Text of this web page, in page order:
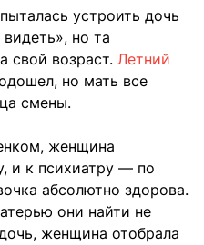
устроить дочь
но та
свой возраст. Летний
но мать все
смены.
женщина
и к психиатру — по
абсолютно здорова.
они найти не
женщина отобрала